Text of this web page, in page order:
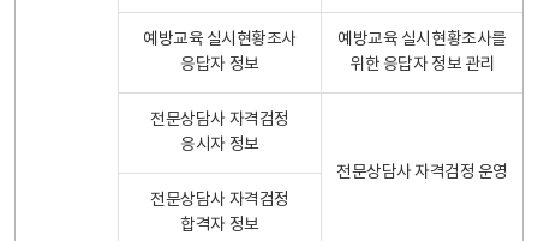
예방교육 실시현황조사
응답자 정보
예방교육 실시현황조사를
위한 응답자 정보 관리
전문상담사 자격검정
응시자 정보
전문상담사 자격검정 운영
전문상담사 자격검정
합격자 정보